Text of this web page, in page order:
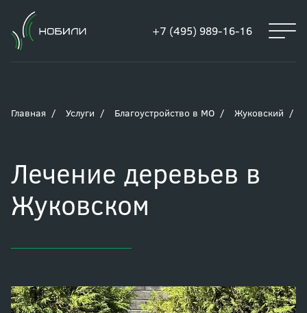
+7 (495) 989-16-16
Главная Услуги Благоустройство в МО Жуковский
Лечение деревьев в
Жуковском